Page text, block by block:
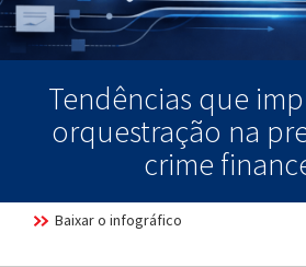
Tendências que
orquestração na
crime
Baixar o infográfico